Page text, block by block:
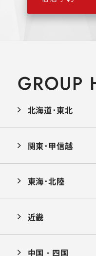
GROUP
北海道･東北
関東･甲信越
東海･北陸
近畿
中国・四国